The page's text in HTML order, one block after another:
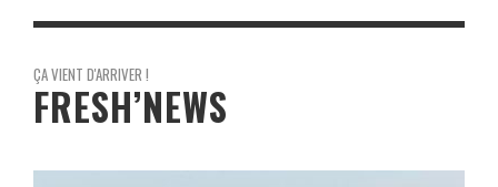
ÇA VIENT D'ARRIVER !
FRESH’NEWS